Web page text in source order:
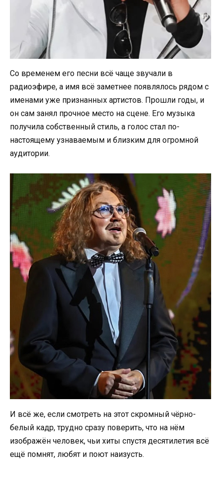
Со временем его песни всё чаще звучали в
радиоэфире, а имя всё заметнее появлялось рядом с
именами уже признанных артистов. Прошли годы, и
он сам занял прочное место на сцене. Его музыка
получила собственный стиль, а голос стал по-
настоящему узнаваемым и близким для огромной
аудитории.
И всё же, если смотреть на этот скромный чёрно-
белый кадр, трудно сразу поверить, что на нём
изображён человек, чьи хиты спустя десятилетия всё
ещё помнят, любят и поют наизусть.